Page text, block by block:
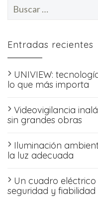
Entradas recientes
UNIVIEW:
lo que más importa
Videovigilancia
sin grandes obras
Iluminación
la luz adecuada
Un cuadro
seguridad y fiabilidad